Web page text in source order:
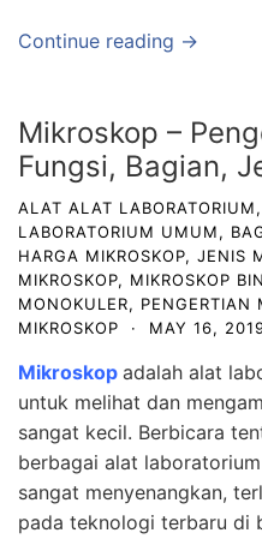
Continue reading →
Mikroskop –
Fungsi, Bagian,
ALAT ALAT LABORATORIUM,
LABORATORIUM UMUM,
HARGA MIKROSKOP, JENIS
MIKROSKOP, MIKROSKOP
MONOKULER, PENGERTIAN
MIKROSKOP
· MAY 16,
Mikroskop adalah alat
untuk melihat dan
sangat kecil. Berbicara
berbagai alat
sangat menyenangkan,
pada teknologi terbaru di